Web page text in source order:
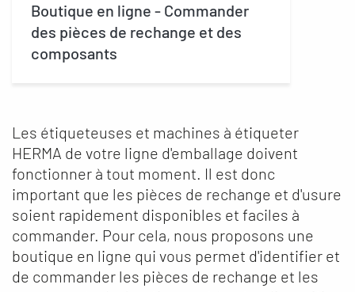
Boutique en ligne - Commander
des pièces de rechange et des
composants
Les étiqueteuses et machines à étiqueter
HERMA de votre ligne d'emballage doivent
fonctionner à tout moment. Il est donc
important que les pièces de rechange et d'usure
soient rapidement disponibles et faciles à
commander. Pour cela, nous proposons une
boutique en ligne qui vous permet d'identifier et
de commander les pièces de rechange et les